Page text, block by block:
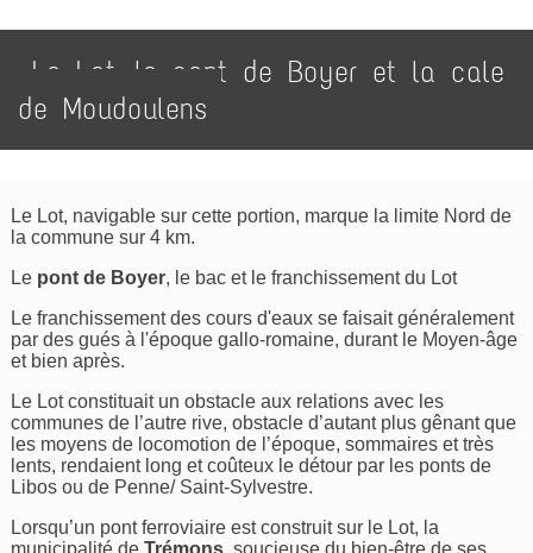
Le Lot, le pont de Boyer et la cale
de Moudoulens
Le Lot, navigable sur cette portion, marque la limite Nord de
la commune sur 4 km.
Le pont de Boyer, le bac et le franchissement du Lot
Le franchissement des cours d'eaux se faisait généralement
par des gués à l'époque gallo-romaine, durant le Moyen-âge
et bien après.
Le Lot constituait un obstacle aux relations avec les
communes de l’autre rive, obstacle d’autant plus gênant que
les moyens de locomotion de l’époque, sommaires et très
lents, rendaient long et coûteux le détour par les ponts de
Libos ou de Penne/ Saint-Sylvestre.
Lorsqu’un pont ferroviaire est construit sur le Lot, la
municipalité deTrémons, soucieuse du bien-être de ses